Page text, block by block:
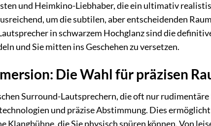
und Heimkino-Liebhaber, die ein ultimativ
um die subtilen, aber entscheidenden
in schwarzem Hochglanz sind die
und Sie mitten ins Geschehen zu versetzen.
Die Wahl für präzisen
Surround-Lautsprechern, die oft nur
und präzise Abstimmung. Dies